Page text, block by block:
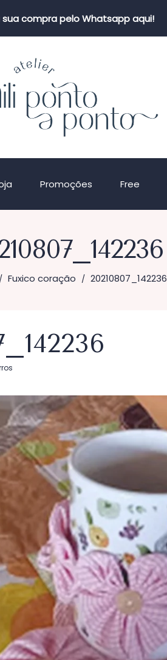
sua compra pelo Whatsapp aqui!
Promoções Free
/ Fuxico coração / 20210807_142236